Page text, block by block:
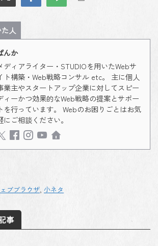
人
んか
ディアライター・STUDIOを用いたWebサ
ト構築・Web戦略コンサル etc。 主に個人
業主やスタートアップ企業に対してスピー
ィーかつ効果的なWeb戦略の提案とサポー
トを行っています。 Webのお困りごとはお気
にご相談ください。
ブブラウザ, 小ネタ
事